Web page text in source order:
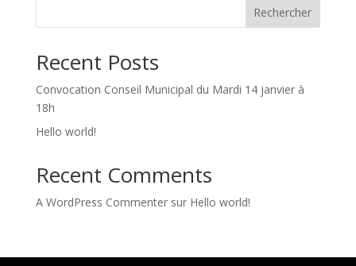
Rechercher
Recent Posts
Convocation Conseil Municipal du Mardi 14 janvier à
18h
Hello world!
Recent Comments
A WordPress Commentersur Hello world!